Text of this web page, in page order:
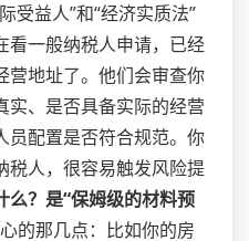
受益人”和“经济实质法”
看一般纳税人申请，已经
营地址了。他们会审查你
实、是否具备实际的经营
员配置是否符合规范。你
税人，很容易触发风险提
么？是“保姆级的材料预
的那几点：比如你的房